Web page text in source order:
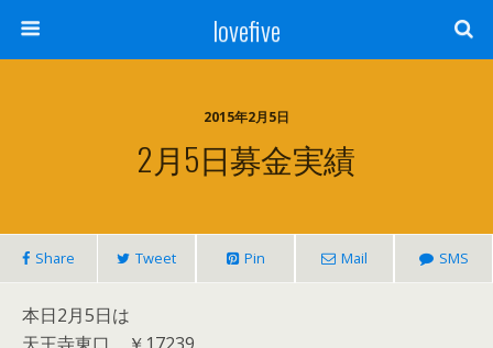
lovefive
2015年2月5日
2月5日募金実績
Share Tweet Pin Mail SMS
本日2月5日は